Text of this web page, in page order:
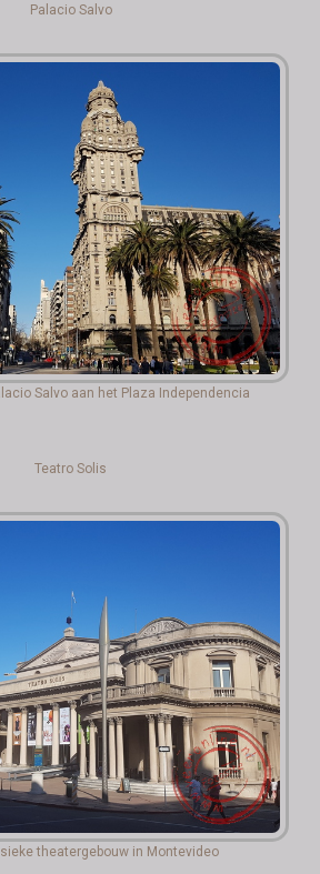
Palacio Salvo
Salvo aan het Plaza Independencia
Teatro Solis
theatergebouw in Montevideo